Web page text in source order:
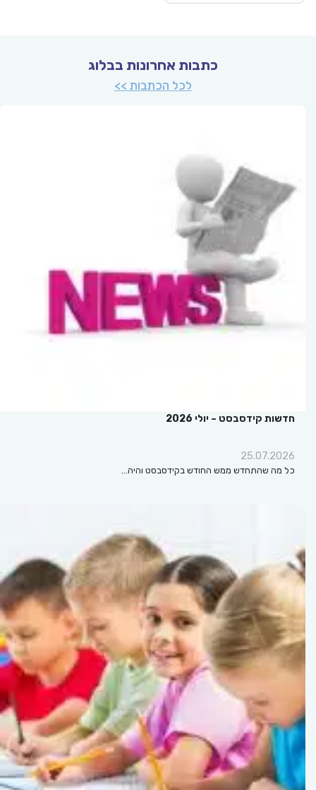
כתבות אחרונות בבלוג
לכל הכתבות >>
חדשות קידסבסט – יולי 2026
25.07.2026
כל מה שהתחדש ממש החודש בקידסבסט והיה…